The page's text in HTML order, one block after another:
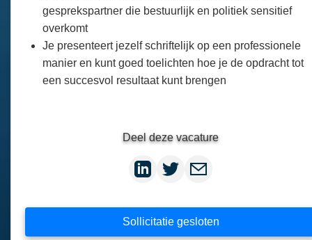
gesprekspartner die bestuurlijk en politiek sensitief
overkomt
Je presenteert jezelf schriftelijk op een professionele
manier en kunt goed toelichten hoe je de opdracht tot
een succesvol resultaat kunt brengen
Deel deze vacature
Sollicitatie gesloten